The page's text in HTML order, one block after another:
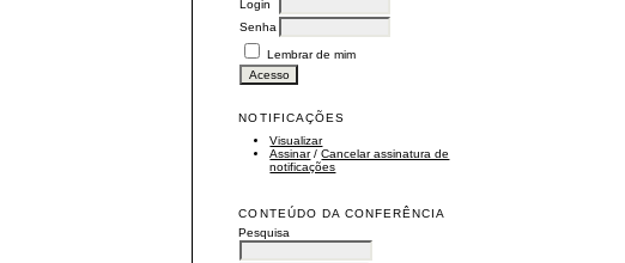
Login
Senha
Lembrar de mim
NOTIFICAÇÕES
Visualizar
Assinar/Cancelar assinatura de
notificações
CONTEÚDO DA CONFERÊNCIA
Pesquisa